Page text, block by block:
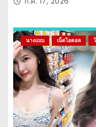
นางแบบ เน็ตไอดอล